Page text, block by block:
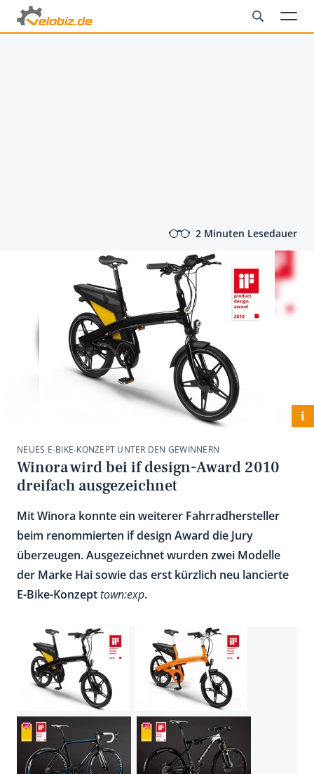
2 Minuten Lesedauer
i
NEUES E-BIKE-KONZEPT UNTER DEN GEWINNERN
Winora wird bei if design-Award 2010
dreifach ausgezeichnet
Mit Winora konnte ein weiterer Fahrradhersteller
beim renommierten if design Award die Jury
überzeugen. Ausgezeichnet wurden zwei Modelle
der Marke Hai sowie das erst kürzlich neu lancierte
E-Bike-Konzepttown:exp.